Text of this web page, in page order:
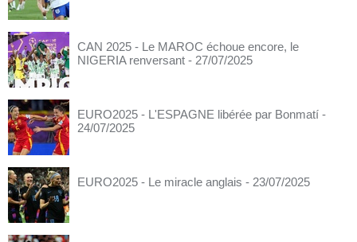
CAN 2025 - Le MAROC échoue encore, le
NIGERIA renversant - 27/07/2025
EURO2025 - L'ESPAGNE libérée par Bonmatí -
24/07/2025
EURO2025 - Le miracle anglais - 23/07/2025